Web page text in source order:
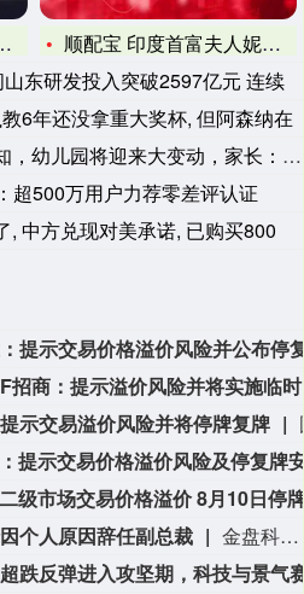
顺配宝 印度首富夫人妮塔输球落泪，破碎感难掩钻戒晃眼，小儿媳
山东研发投入突破2597亿元 连续
6年还没拿重大奖杯, 但阿森纳在
儿园将迎来大变动，家长：幸福来得
超500万用户力荐零差评认证
, 中方兑现对美承诺, 已购买800
纳斯
示交易溢价风险并将停牌复牌
个人原因辞任副总裁
金盘科技8月9日公告，公司董事会于2026年8月7日收到副总裁吴清的辞职报告，吴清因个人原因申请辞去公司副总裁职务，辞职报告自送达公司董事会之日起生效，吴清仍在公司担任其他职务。